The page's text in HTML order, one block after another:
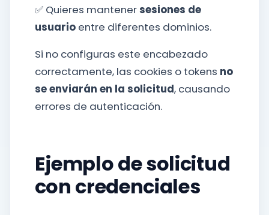
✅ Quieres mantenersesiones de
usuarioentre diferentes dominios.
Si no configuras este encabezado
correctamente, las cookies o tokens no
se enviarán en la solicitud, causando
errores de autenticación.
Ejemplo de solicitud
con credenciales